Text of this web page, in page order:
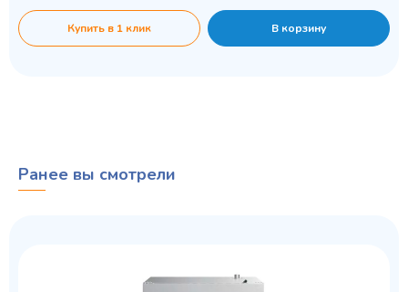
Купить в 1 клик В корзину
Ранее вы смотрели